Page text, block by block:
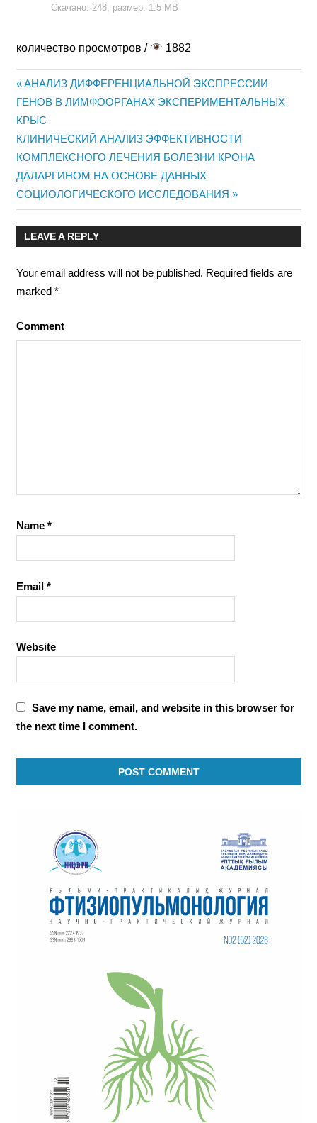
Скачано: 248, размер: 1.5 MB
количество просмотров / 1882
Post
navigation
Previous
Post:
АНАЛИЗ ДИФФЕРЕНЦИАЛЬНОЙ ЭКСПРЕССИИ
ГЕНОВ В ЛИМФООРГАНАХ ЭКСПЕРИМЕНТАЛЬНЫХ
КРЫС
Next
Post:
КЛИНИЧЕСКИЙ АНАЛИЗ ЭФФЕКТИВНОСТИ
КОМПЛЕКСНОГО ЛЕЧЕНИЯ БОЛЕЗНИ КРОНА
ДАЛАРГИНОМ НА ОСНОВЕ ДАННЫХ
СОЦИОЛОГИЧЕСКОГО ИССЛЕДОВАНИЯ
LEAVE A REPLY
Your email address will not be published. Required fields are
marked *
Comment
Name *
Email *
Website
Save my name, email, and website in this browser for
the next time I comment.